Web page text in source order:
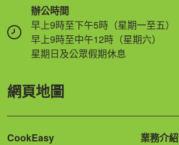
辦公時間
早上9時至下午5時（星期一至五）
早上9時至中午12時（星期六）
星期日及公眾假期休息
網頁地圖
CookEasy 業務介紹